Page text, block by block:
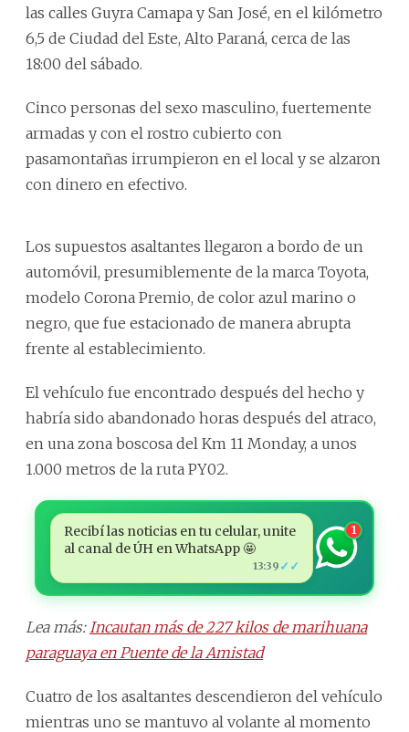
las calles Guyra Camapa y San José, en el kilómetro
6,5 de Ciudad del Este, Alto Paraná, cerca de las
18:00 del sábado.
Cinco personas del sexo masculino, fuertemente
armadas y con el rostro cubierto con
pasamontañas irrumpieron en el local y se alzaron
con dinero en efectivo.
Los supuestos asaltantes llegaron a bordo de un
automóvil, presumiblemente de la marca Toyota,
modelo Corona Premio, de color azul marino o
negro, que fue estacionado de manera abrupta
frente al establecimiento.
El vehículo fue encontrado después del hecho y
habría sido abandonado horas después del atraco,
en una zona boscosa del Km 11 Monday, a unos
1.000 metros de la ruta PY02.
Recibí las noticias en tu celular, unite
al canal de ÚH en WhatsApp 🤩
13:39 ✓✓
1
Lea más: Incautan más de 227 kilos de marihuana
paraguaya en Puente de la Amistad
Cuatro de los asaltantes descendieron del vehículo
mientras uno se mantuvo al volante al momento